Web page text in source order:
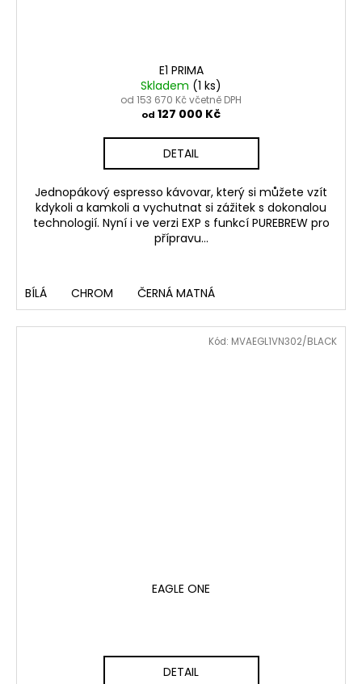
E1 PRIMA
Skladem (1 ks)
od 153 670 Kč včetně DPH
od 127 000 Kč
DETAIL
Jednopákový espresso kávovar, který si můžete vzít
kdykoli a kamkoli a vychutnat si zážitek s dokonalou
technologií. Nyní i ve verzi EXP s funkcí PUREBREW pro
přípravu...
BÍLÁ CHROM ČERNÁ MATNÁ
EAGLE ONE
DETAIL
Kód: MVAEGL1VN302/BLACK